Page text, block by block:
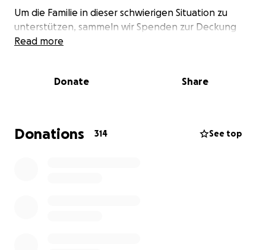
Um die Familie in dieser schwierigen Situation zu
unterstützen, sammeln wir Spenden zur Deckung
der Beerdigungskosten. Jeder Beitrag – ob groß
zu geben.
und Unterstützung.
Read more
Donate Share
Donations 314 See top